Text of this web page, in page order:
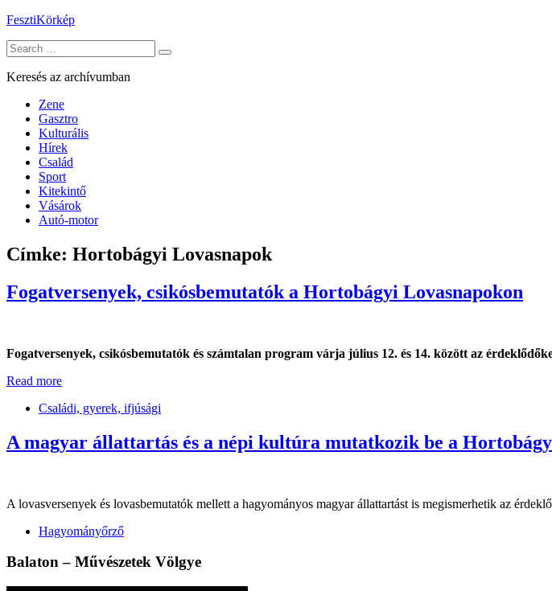
Skip
content
FesztiKörkép
Search
for:
Keresés az archívumban
Zene
Gasztro
Kulturális
Hírek
Család
Sport
Kitekintő
Vásárok
Autó-motor
Címke: Hortobágyi Lovasnapok
Fogatversenyek, csikósbemutatók a Hortobágyi Lovasnapokon
Fogatversenyek, csikósbemutatók és számtalan program várja július 12. és 14. között az
Read more
Családi, gyerek, ifjúsági
A magyar állattartás és a népi kultúra mutatkozik be a
A lovasversenyek és lovasbemutatók mellett a hagyományos magyar állattartást is megismerhetik az
Hagyományőrző
Balaton – Művészetek Völgye